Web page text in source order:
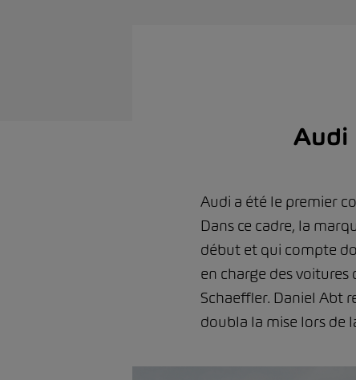
Audi
Audi a été le premier
Dans ce cadre, la
début et qui compte
en charge des voitures
Schaeffler. Daniel Abt
doubla la mise lors de